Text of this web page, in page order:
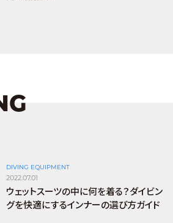
DIVING EQUIPMENT
2022.07.01
ウェットスーツの中に何を着る？ダイビン
グを快適にするインナーの選び方ガイド